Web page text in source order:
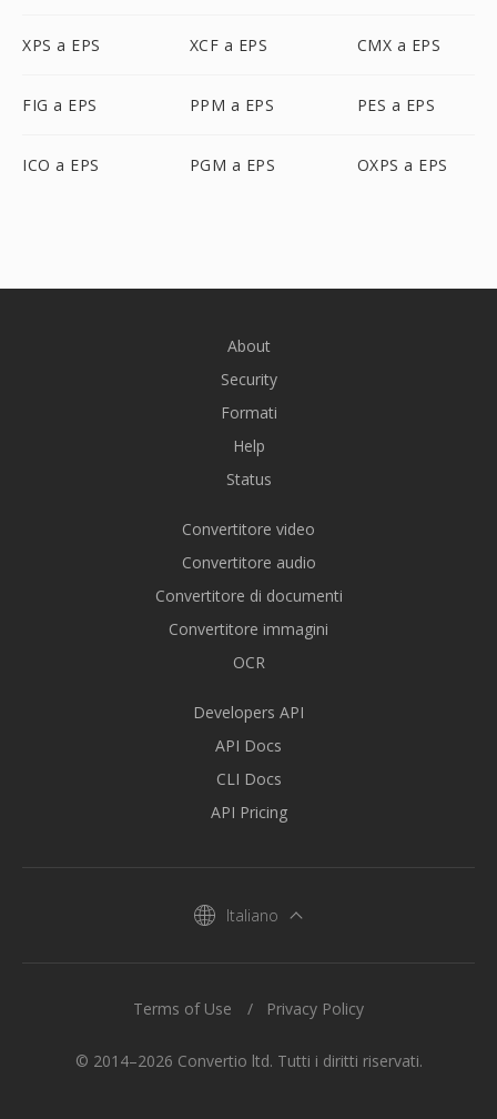
XPS a EPS XCF a EPS CMX a EPS
FIG a EPS PPM a EPS PES a EPS
ICO a EPS PGM a EPS OXPS a EPS
About
Security
Formati
Help
Status
Convertitore video
Convertitore audio
Convertitore di documenti
Convertitore immagini
OCR
Developers API
API Docs
CLI Docs
API Pricing
Italiano
© 2014–2026 Convertio ltd. Tutti i diritti riservati.
Terms of Use Privacy Policy